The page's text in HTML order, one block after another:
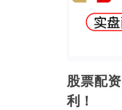
股票配
利！